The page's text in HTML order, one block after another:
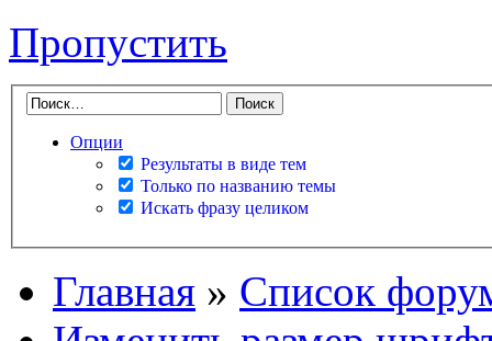
Пропустить
Опции
Результаты в виде тем
Только по названию темы
Искать фразу целиком
Главная » Список